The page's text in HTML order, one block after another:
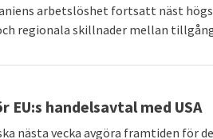
arbetslöshet fortsatt näst
regionala skillnader mellan
EU:s handelsavtal med USA
nästa vecka avgöra framtiden för